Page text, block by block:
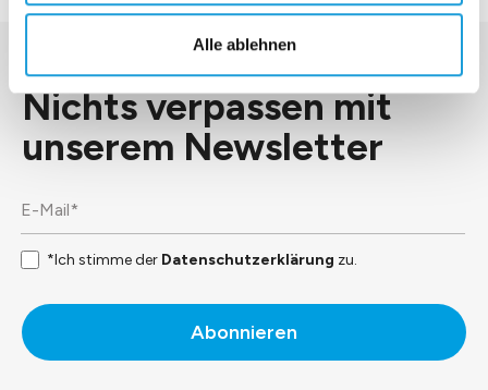
Alle ablehnen
Nichts verpassen mit
unserem Newsletter
*Ich stimme der Datenschutzerklärung zu.
Abonnieren